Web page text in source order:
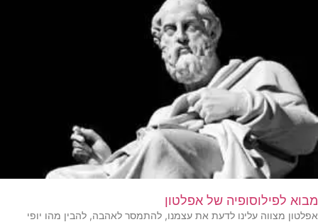
מבוא לפילוסופיה של אפלטון
אפלטון מצווה עלינו לדעת את עצמנו, להתמסר לאהבה, להבין מהו יופי